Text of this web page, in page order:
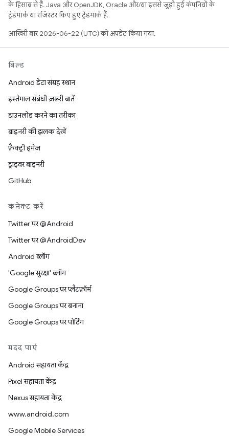
के हिसाब से हैं. Java और OpenJDK, Oracle और/या इससे जुड़ी हुई कंपनियों के
ट्रेडमार्क या रजिस्टर किए हुए ट्रेडमार्क हैं.
आखिरी बार 2026-06-22 (UTC) को अपडेट किया गया.
बिल्ड
Android डेटा संग्रह स्थान
इस्तेमाल संबंधी ज़रूरी बातें
डाउनलोड करने का तरीका
बाइनरी की झलक देखें
फ़ैक्ट्री इमेज
ड्राइवर बाइनरी
GitHub
कनेक्ट करें
Twitter पर @Android
Twitter पर @AndroidDev
Android ब्लॉग
'Google सुरक्षा' ब्लॉग
Google Groups पर प्लैटफ़ॉर्म
Google Groups पर बनाना
Google Groups पर पोर्टिंग
मदद पाएं
Android सहायता केंद्र
Pixel सहायता केंद्र
Nexus सहायता केंद्र
www.android.com
Google Mobile Services